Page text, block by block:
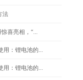
法
喜亮相，“...
：锂电池的...
：锂电池的...